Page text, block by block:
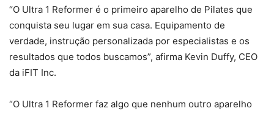
“O Ultra 1 Reformer é o primeiro aparelho de Pilates que
conquista seu lugar em sua casa. Equipamento de
verdade, instrução personalizada por especialistas e os
resultados que todos buscamos”, afirma Kevin Duffy, CEO
da iFIT Inc.
“O Ultra 1 Reformer faz algo que nenhum outro aparelho